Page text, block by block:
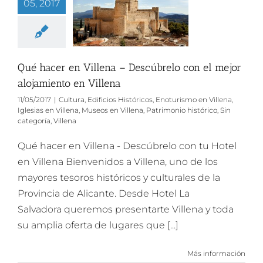
05, 2017
Qué hacer en Villena – Descúbrelo con el mejor
alojamiento en Villena
11/05/2017 | Cultura, Edificios Históricos, Enoturismo en Villena,
Iglesias en Villena, Museos en Villena, Patrimonio histórico, Sin
categoría, Villena
Qué hacer en Villena - Descúbrelo con tu Hotel
en Villena Bienvenidos a Villena, uno de los
mayores tesoros históricos y culturales de la
Provincia de Alicante. Desde Hotel La
Salvadora queremos presentarte Villena y toda
su amplia oferta de lugares que [...]
Más información